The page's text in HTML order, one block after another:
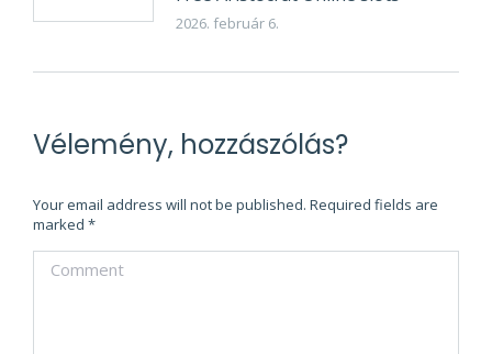
2026. február 6.
Vélemény, hozzászólás?
Your email address will not be published. Required fields are
marked *
Comment